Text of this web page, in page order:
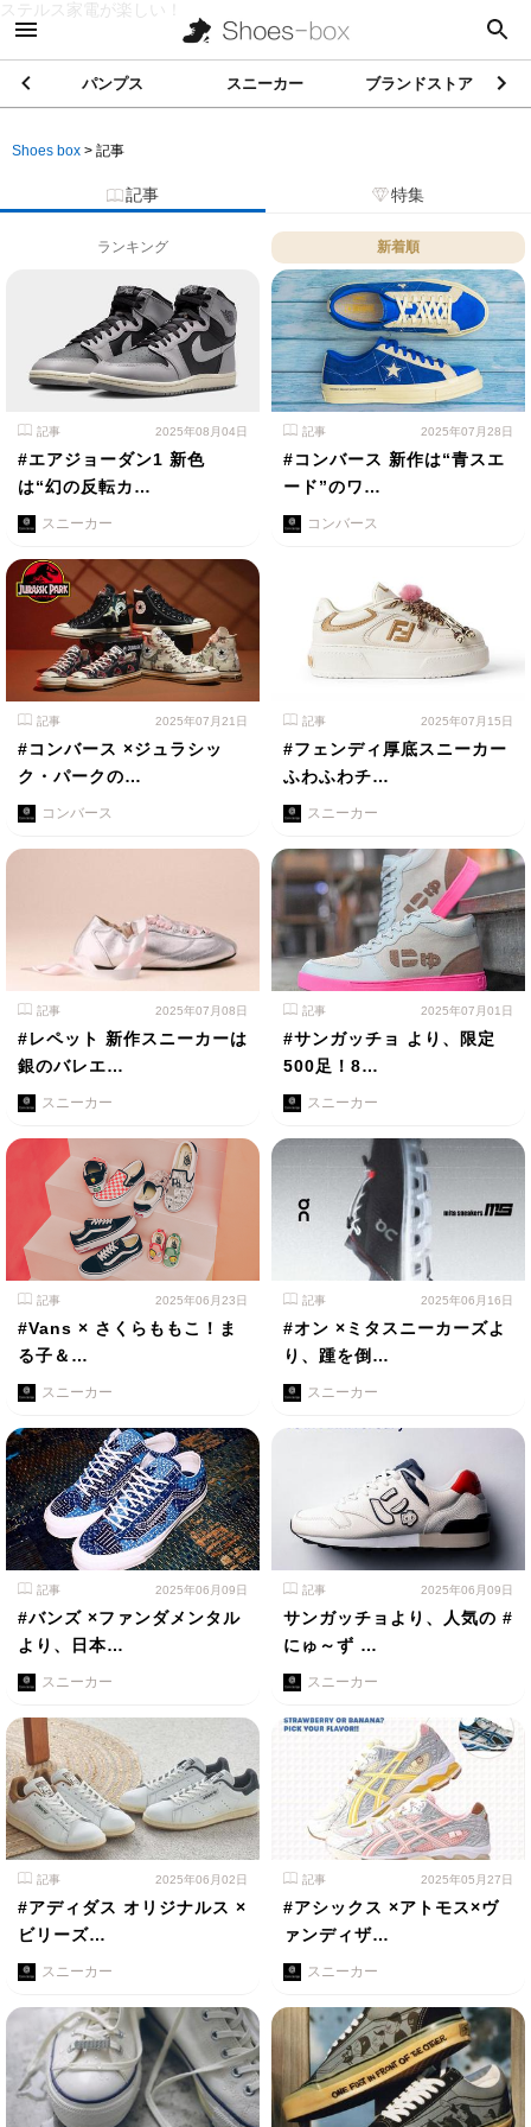
ステルス家電が楽しい！
パンプス スニーカー ブランドストア
Shoes box > 記事
記事 特集
ランキング 新着順
記事 2025年08月04日
#エアジョーダン1 新色
は“幻の反転カ…
スニーカー
記事 2025年07月28日
#コンバース 新作は“青スエ
ード”のワ…
コンバース
記事 2025年07月21日
#コンバース ×ジュラシッ
ク・パークの…
コンバース
記事 2025年07月15日
#フェンディ厚底スニーカー
ふわふわチ…
スニーカー
記事 2025年07月08日
#レペット 新作スニーカーは
銀のバレエ…
スニーカー
記事 2025年07月01日
#サンガッチョ より、限定
500足！8…
スニーカー
記事 2025年06月23日
#Vans × さくらももこ！ま
る子＆…
スニーカー
記事 2025年06月16日
#オン ×ミタスニーカーズよ
り、踵を倒…
スニーカー
記事 2025年06月09日
#バンズ ×ファンダメンタル
より、日本…
スニーカー
記事 2025年06月09日
サンガッチョより、人気の #
にゅ～ず …
スニーカー
記事 2025年06月02日
#アディダス オリジナルス ×
ビリーズ…
スニーカー
記事 2025年05月27日
#アシックス ×アトモス×ヴ
ァンディザ…
スニーカー